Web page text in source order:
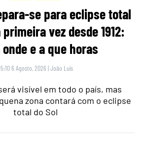
se para eclipse total
vez desde 1912:
e a que horas
6 Agosto, 2026 |João Luís
visível em todo o país, mas
zona contará com o eclipse
total do Sol